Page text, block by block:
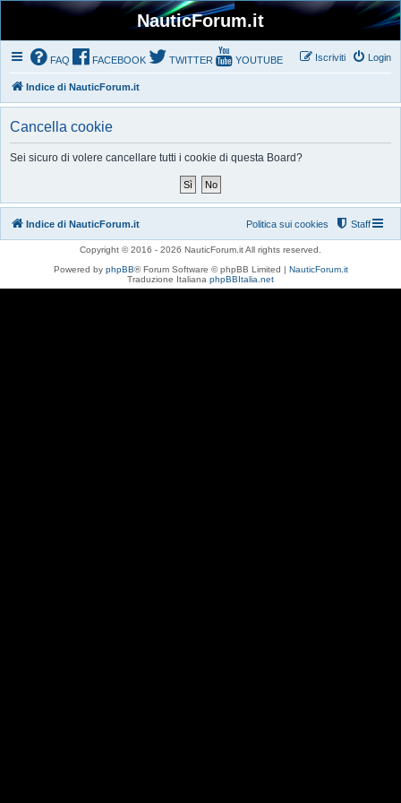
NauticForum.it
FAQ FACEBOOK TWITTER YOUTUBE Login
Iscriviti
Indice di NauticForum.it
Cancella cookie
Sei sicuro di volere cancellare tutti i cookie di questa Board?
Indice di NauticForum.it Staff
Politica sui cookies
Copyright © 2016 - 2026 NauticForum.it All rights reserved.
Powered by phpBB® Forum Software © phpBB Limited | NauticForum.it
Traduzione Italiana phpBBItalia.net